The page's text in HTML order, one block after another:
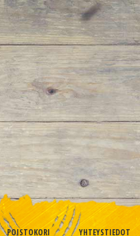
POISTOKORI YHTEYSTIEDOT